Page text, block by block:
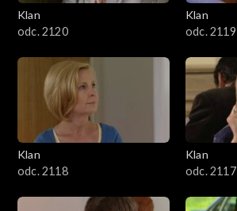
Klan
odc. 2120
Klan
odc. 2119
Klan
odc. 2118
Klan
odc. 2117